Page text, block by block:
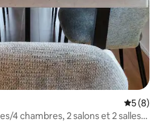
Note
5 (8)
4 chambres, 2 salons et 2 salles